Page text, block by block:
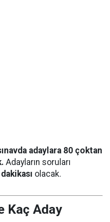
adaylara 80 çoktan
Adayların soruları
olacak.
Kaç Aday